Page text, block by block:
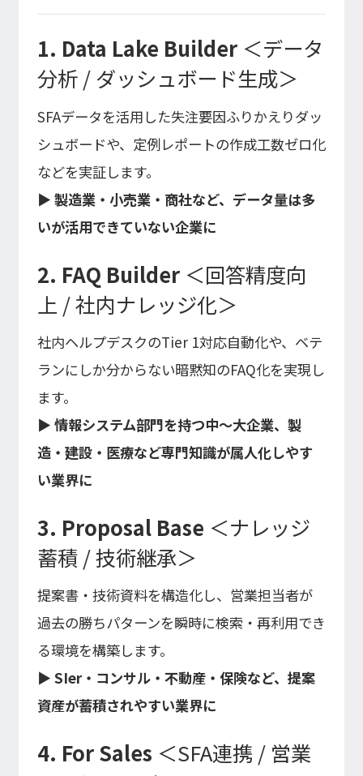
1. Data Lake Builder ＜データ
分析 / ダッシュボード生成＞
SFAデータを活用した失注要因ふりかえりダッ
シュボードや、定例レポートの作成工数ゼロ化
などを実証します。
▶ 製造業・小売業・商社など、データ量は多
いが活用できていない企業に
2. FAQ Builder ＜回答精度向
上 / 社内ナレッジ化＞
社内ヘルプデスクのTier 1対応自動化や、ベテ
ランにしか分からない暗黙知のFAQ化を実現し
ます。
▶ 情報システム部門を持つ中〜大企業、製
造・建設・医療など専門知識が属人化しやす
い業界に
3. Proposal Base ＜ナレッジ
蓄積 / 技術継承＞
提案書・技術資料を構造化し、営業担当者が
過去の勝ちパターンを瞬時に検索・再利用でき
る環境を構築します。
▶ SIer・コンサル・不動産・保険など、提案
資産が蓄積されやすい業界に
4. For Sales ＜SFA連携 / 営業